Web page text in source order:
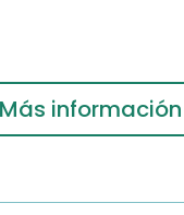
Más información